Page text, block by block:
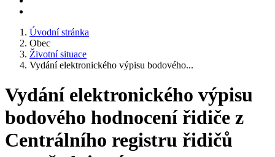
Úvodní stránka
Obec
Životní situace
Vydání elektronického výpisu bodového...
Vydání elektronického výpisu
bodového hodnocení řidiče z
Centrálního registru řidičů